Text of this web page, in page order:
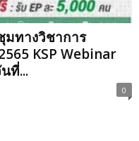
มทางวิชาการ
KSP Webinar
ที่...
0